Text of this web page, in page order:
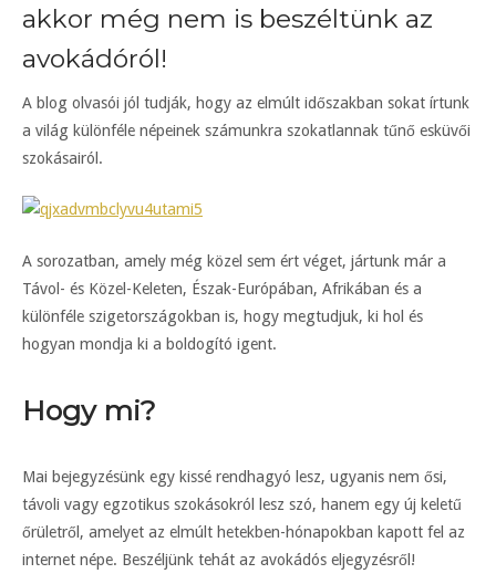
akkor még nem is beszéltünk az
avokádóról!
A blog olvasói jól tudják, hogy az elmúlt időszakban sokat írtunk
a világ különféle népeinek számunkra szokatlannak tűnő esküvői
szokásairól.
A sorozatban, amely még közel sem ért véget, jártunk már a
Távol- és Közel-Keleten, Észak-Európában, Afrikában és a
különféle szigetországokban is, hogy megtudjuk, ki hol és
hogyan mondja ki a boldogító igent.
Hogy mi?
Mai bejegyzésünk egy kissé rendhagyó lesz, ugyanis nem ősi,
távoli vagy egzotikus szokásokról lesz szó, hanem egy új keletű
őrületről, amelyet az elmúlt hetekben-hónapokban kapott fel az
internet népe. Beszéljünk tehát az avokádós eljegyzésről!